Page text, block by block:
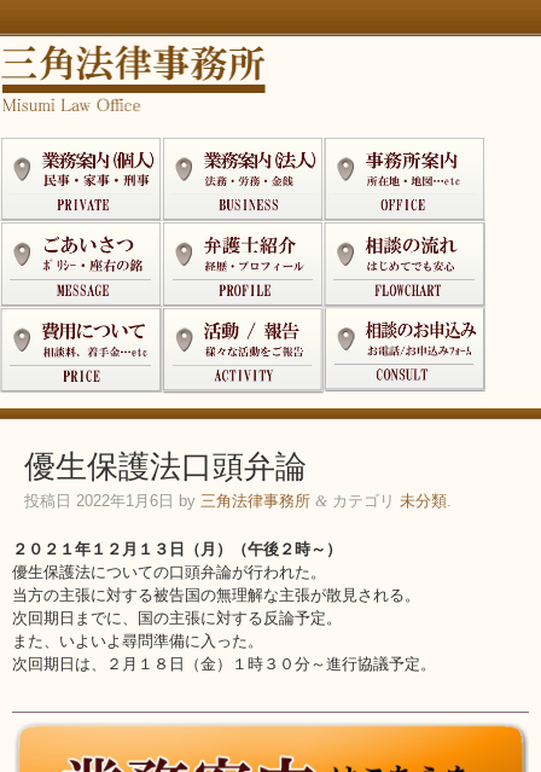
優生保護法口頭弁論
投稿日 2022年1月6日 by 三角法律事務所 & カテゴリ 未分類.
２０２１年１２月１３日（月）（午後２時～）
優生保護法についての口頭弁論が行われた。
当方の主張に対する被告国の無理解な主張が散見される。
次回期日までに、国の主張に対する反論予定。
また、いよいよ尋問準備に入った。
次回期日は、２月１８日（金）１時３０分～進行協議予定。